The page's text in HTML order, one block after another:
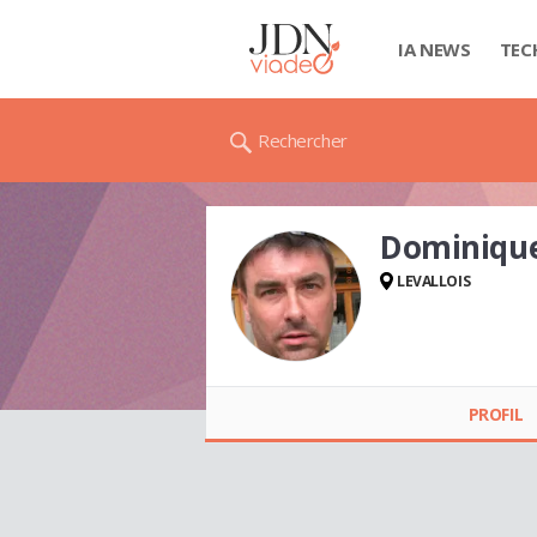
IA NEWS
Rechercher
LEVALLOIS
PROFIL